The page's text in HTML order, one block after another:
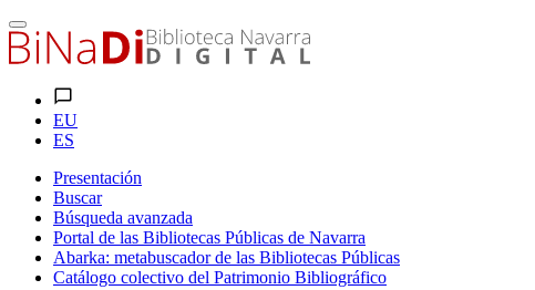
EU
ES
Presentación
Buscar
Búsqueda avanzada
Portal de las Bibliotecas Públicas de Navarra
Abarka: metabuscador de las Bibliotecas Públicas
Catálogo colectivo del Patrimonio Bibliográfico